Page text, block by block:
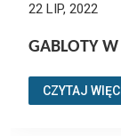
22 LIP, 2022
GABLOTY
CZYTAJ